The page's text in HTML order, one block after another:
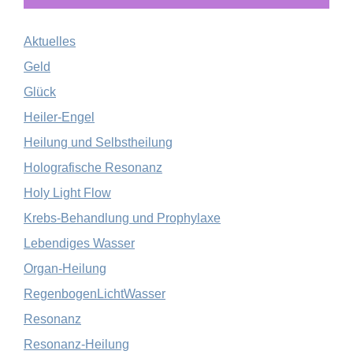
Aktuelles
Geld
Glück
Heiler-Engel
Heilung und Selbstheilung
Holografische Resonanz
Holy Light Flow
Krebs-Behandlung und Prophylaxe
Lebendiges Wasser
Organ-Heilung
RegenbogenLichtWasser
Resonanz
Resonanz-Heilung